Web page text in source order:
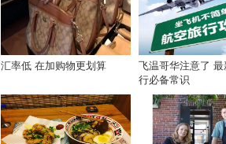
汇率低 在加购物更划算
飞温哥华注意了
行必备常识